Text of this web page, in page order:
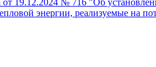
19.12.2024 № 716 "Об
энергии, реализуемые на